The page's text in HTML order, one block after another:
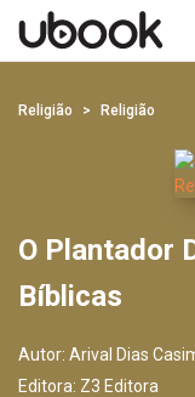
Religião Religião
O Plantador
Bíblicas
Autor: Arival Dias
Editora: Z3 Editora